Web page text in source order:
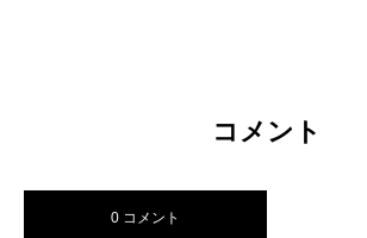
コメント
0 コメント